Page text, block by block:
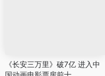
《长安三万里》破7亿 进入中